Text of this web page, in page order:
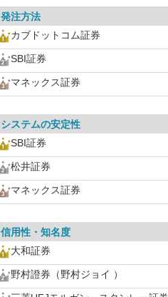
発注方法
カブドットコム証券
SBI証券
マネックス証券
システムの安定性
SBI証券
松井証券
マネックス証券
信用性・知名度
大和証券
野村證券（野村ジョイ ）